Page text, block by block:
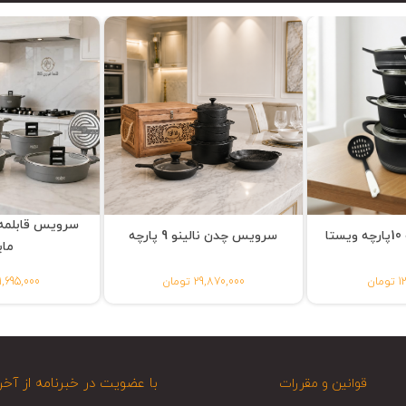
41,695,000
سرویس چدن نالینو 9 پارچه
29,870,000 تومان
قوانین و مقررات با عضویت در خبرنامه از